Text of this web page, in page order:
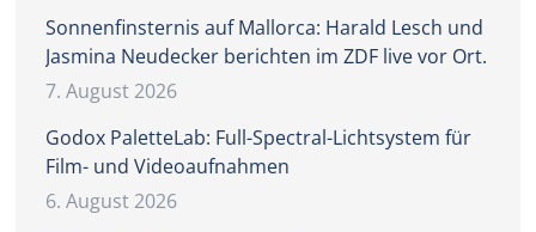
Sonnenfinsternis auf Mallorca: Harald Lesch und
Jasmina Neudecker berichten im ZDF live vor Ort.
7. August 2026
Godox PaletteLab: Full-Spectral-Lichtsystem für
Film- und Videoaufnahmen
6. August 2026